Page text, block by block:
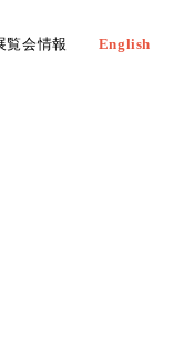
覧会情報 English